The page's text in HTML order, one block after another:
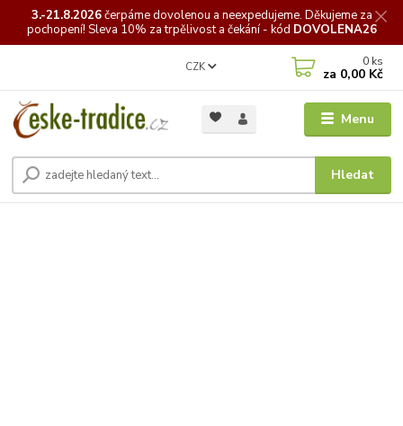
3.-21.8.2026čerpámedovolenou a neexpedujeme. Děkujeme za
pochopení! Sleva 10% za trpělivost a čekání - kód DOVOLENA26
Menu
CZK
Hledat
0 ks
za 0,00 Kč